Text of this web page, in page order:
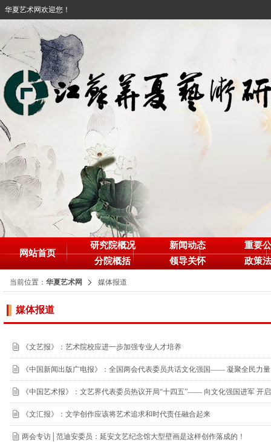
华夏艺术网欢迎您！
网站首页
研究院概况
分院概括
新闻动态
领导关怀
重要
政策
当前位置： 华夏艺术网 媒体报道
媒体报道
《文艺报》：艺术院校应进一步加强专业人才培养
《中国新闻出版广电报》：全国两会代表委员共话文化强国—— 凝聚全民力
《中国艺术报》：文艺界代表委员热议开局“十四五”—— 向文化强国进军 开
《文汇报》：文学创作应该将艺术追求和时代责任融合起来
两会专访│范迪安委员：延安文艺纪念馆大型壁画是这样创作落成的！